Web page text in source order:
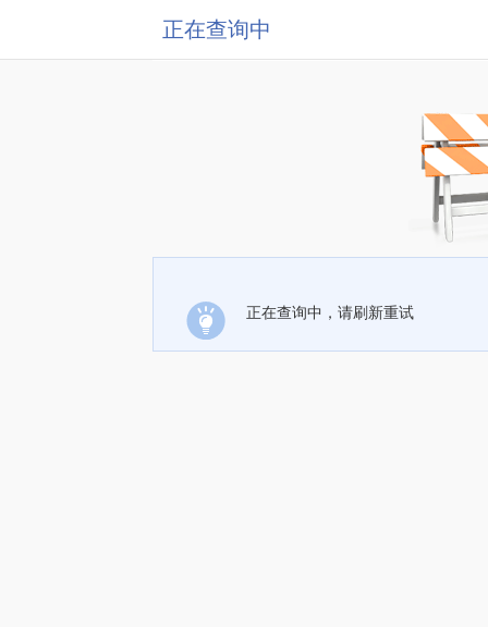
正在查询中
正在查询中，请刷新重试